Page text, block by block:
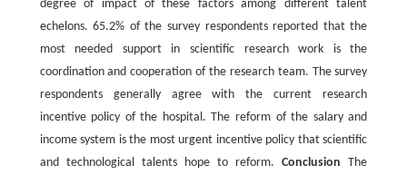
degree of impact of these factors among different talent
echelons. 65.2% of the survey respondents reported that the
most needed support in scientific research work is the
coordination and cooperation of the research team. The survey
respondents generally agree with the current research
incentive policy of the hospital. The reform of the salary and
income system is the most urgent incentive policy that scientific
and technological talents hope to reform.Conclusion The